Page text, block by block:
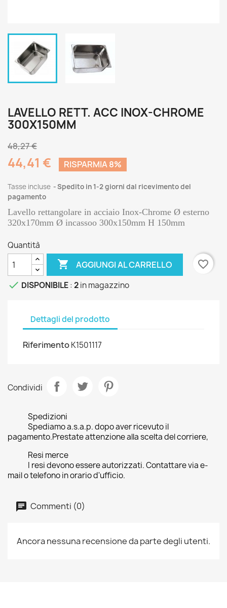
LAVELLO RETT. ACC INOX-CHROME
300X150MM
48,27 €
44,41 € RISPARMIA 8%
Tasse incluse
Spedito in 1-2 giorni dal ricevimento del
pagamento
Lavello rettangolare in acciaio Inox-Chrome Ø esterno
320x170mm Ø incassoo 300x150mm H 150mm
Quantità
 AGGIUNGI AL CARRELLO
favorite_border
 DISPONIBILE: 2in magazzino
Dettagli del prodotto
RiferimentoK1501117
Condividi
Spedizioni
Spediamo a.s.a.p. dopo aver ricevuto il
pagamento.Prestate attenzione alla scelta del corriere,
Resi merce
I resi devono essere autorizzati. Contattare via e-
mail o telefono in orario d'ufficio.
Commenti (0)
Ancora nessuna recensione da parte degli utenti.